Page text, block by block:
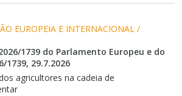
EUROPEIA E INTERNACIONAL /
1739 do Parlamento Europeu e do
1739, 29.7.2026
agricultores na cadeia de